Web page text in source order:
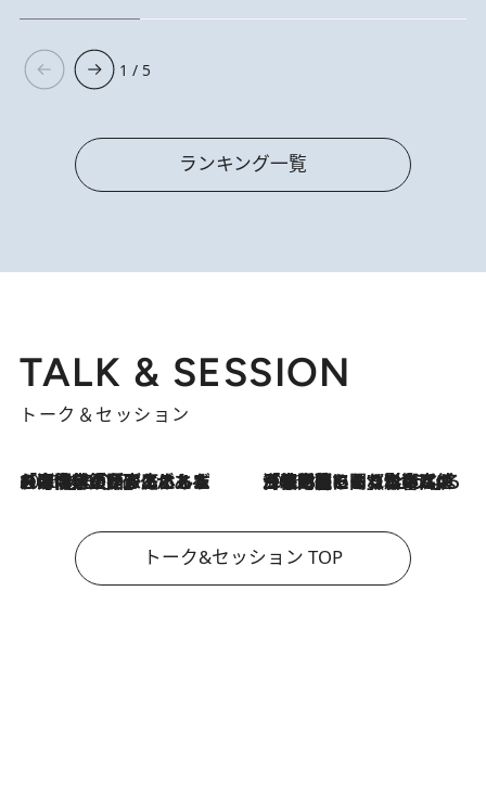
1 / 5
ランキング一覧
TALK & SESSION
トーク＆セッション
2026.8.3
「今後値上げがあるとすれば…」「リスクがあるのは今年の冬」エネルギー専門家が語る、ホルムズ海峡封鎖が家庭にもたらす“ある心配” 2026.8.3
「住宅建てられない…」「サーチャージ料の高値が続いている」ホルムズ海峡封鎖による影響はいつまで続く？《エネルギー専門家に聞く“どうなる日本の暮らし”》
トーク&セッション TOP